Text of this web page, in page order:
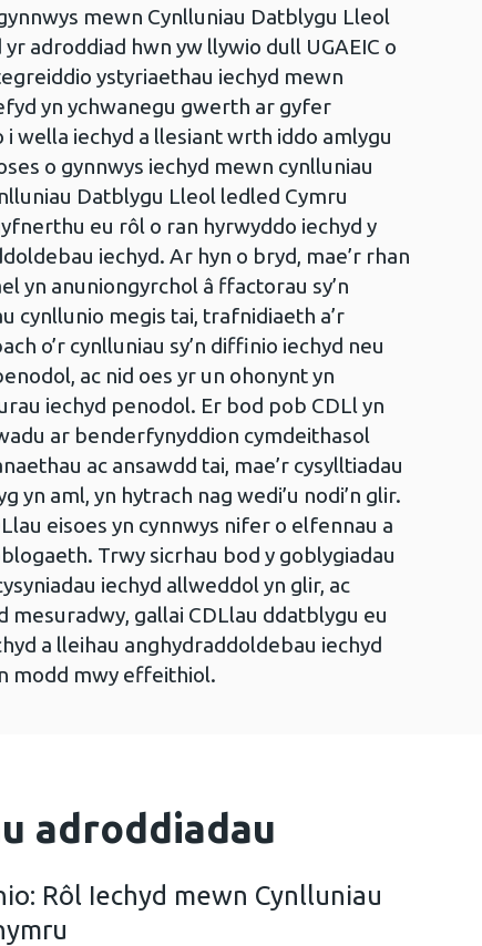
mewn Cynlluniau Datblygu Lleol
adroddiad hwn yw llywio dull UGAEIC o
ystyriaethau iechyd mewn
yn ychwanegu gwerth ar gyfer
i wella iechyd a llesiant wrth iddo amlygu
o gynnwys iechyd mewn cynlluniau
Datblygu Lleol ledled Cymru
eu rôl o ran hyrwyddo iechyd y
iechyd. Ar hyn o bryd, mae’r rhan
yn anuniongyrchol â ffactorau sy’n
cynllunio megis tai, trafnidiaeth a’r
o’r cynlluniau sy’n diffinio iechyd neu
ac nid oes yr un ohonynt yn
iechyd penodol. Er bod pob CDLl yn
ar benderfynyddion cymdeithasol
ac ansawdd tai, mae’r cysylltiadau
yn aml, yn hytrach nag wedi’u nodi’n glir.
eisoes yn cynnwys nifer o elfennau a
Trwy sicrhau bod y goblygiadau
iechyd allweddol yn glir, ac
gallai CDLlau ddatblygu eu
a lleihau anghydraddoldebau iechyd
modd mwy effeithiol.
adroddiadau
Rôl Iechyd mewn Cynlluniau